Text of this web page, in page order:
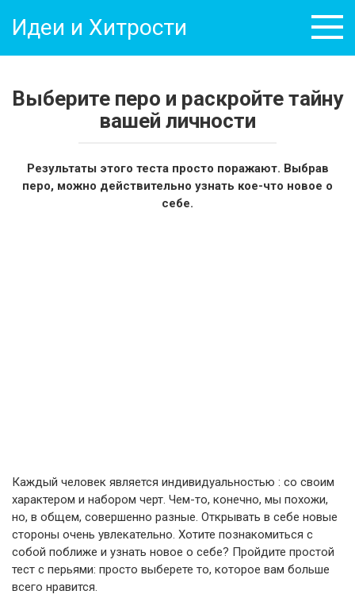
контенту
Идеи и Хитрости
Выберите перо и раскройте тайну
вашей личности
Результаты этого теста просто поражают. Выбрав
перо, можно действительно узнать кое-что новое о
себе.
Каждый человек является индивидуальностью : со своим
характером и набором черт. Чем-то, конечно, мы похожи,
но, в общем, совершенно разные. Открывать в себе новые
стороны очень увлекательно. Хотите познакомиться с
собой поближе и узнать новое о себе? Пройдите простой
тест с перьями: просто выберете то, которое вам больше
всего нравится.